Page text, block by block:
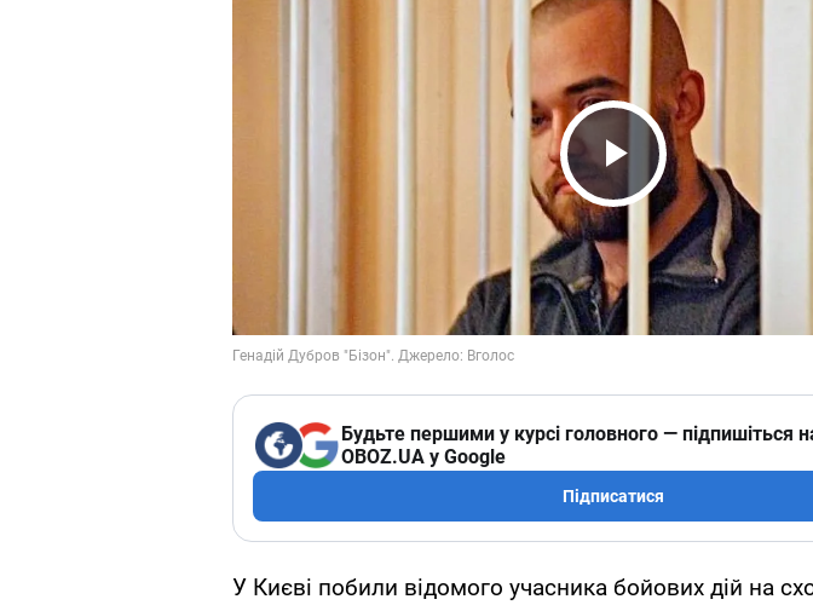
Play Video
Будьте першими у курсі головного — підпишіться
OBOZ.UA у Google
Підписатися
У Києві побили відомого учасника бойових дій на